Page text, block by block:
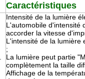
Caractéristiques
Intensité de la lumière
L'automobile d'intensité
accorder la vitesse
L'intensité de la lumière
;
La lumière peut partie
complètement la taille
Affichage de la